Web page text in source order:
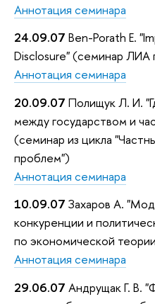
Аннотация семинара
24.09.07 Ben-Porath E.
Disclosure" (семинар ЛИА
Аннотация семинара
20.09.07 Полищук Л. И.
между государством и
(семинар из цикла
проблем")
Аннотация семинара
10.09.07 Захаров А.
конкуренции и
по экономической
Аннотация семинара
29.06.07 Андрущак Г. В.